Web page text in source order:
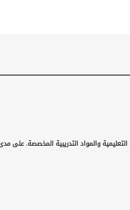
والمواد التدريبية المخصصة.